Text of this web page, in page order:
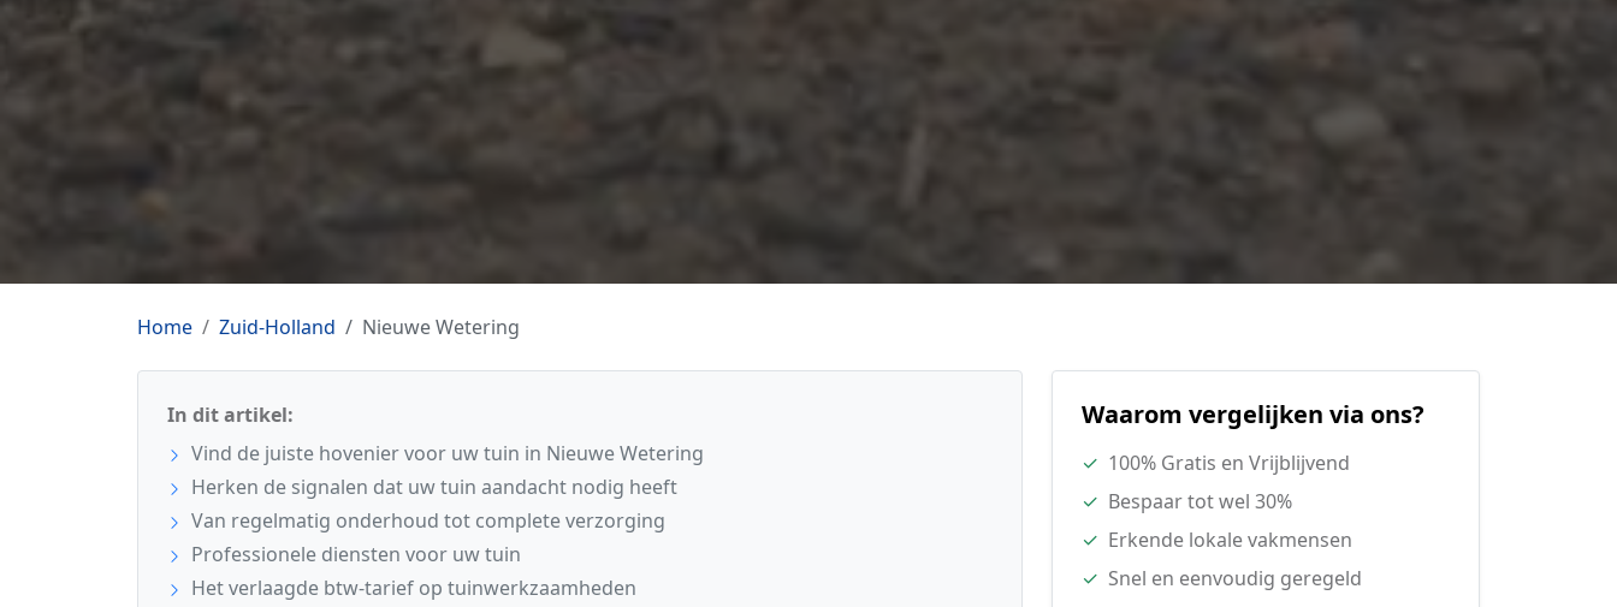
Home Zuid-Holland Nieuwe Wetering
In dit artikel:
Vind de juiste hovenier voor uw tuin in Nieuwe Wetering
Herken de signalen dat uw tuin aandacht nodig heeft
Van regelmatig onderhoud tot complete verzorging
Professionele diensten voor uw tuin
Het verlaagde btw-tarief op tuinwerkzaamheden
Waarom vergelijken via ons?
✓ 100% Gratis en Vrijblijvend
✓ Bespaar tot wel 30%
✓ Erkende lokale vakmensen
✓ Snel en eenvoudig geregeld